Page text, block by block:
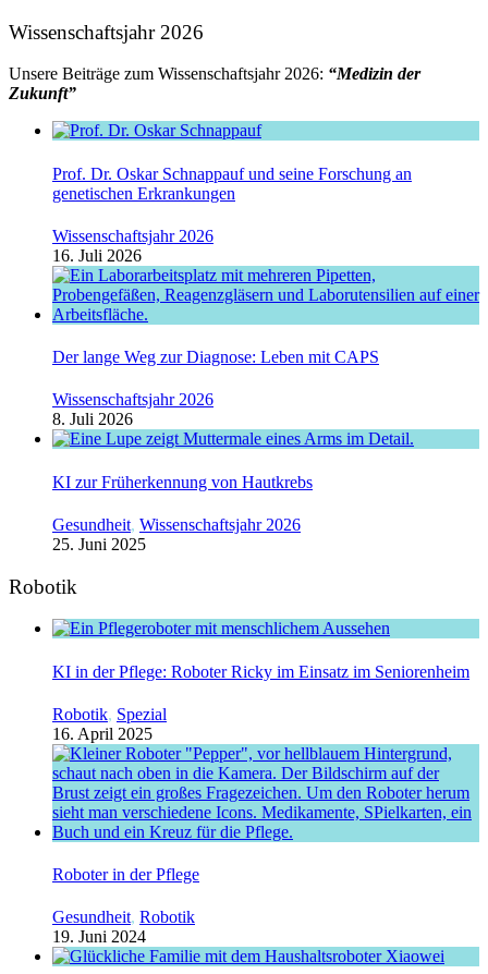
Wissenschaftsjahr 2026
Unsere Beiträge zum Wissenschaftsjahr 2026: “Medizin der
Zukunft”
Prof. Dr. Oskar Schnappauf und seine Forschung an
genetischen Erkrankungen
Wissenschaftsjahr 2026
16. Juli 2026
Der lange Weg zur Diagnose: Leben mit CAPS
Wissenschaftsjahr 2026
8. Juli 2026
KI zur Früherkennung von Hautkrebs
Gesundheit, Wissenschaftsjahr 2026
25. Juni 2025
Robotik
KI in der Pflege: Roboter Ricky im Einsatz im Seniorenheim
Robotik, Spezial
16. April 2025
Roboter in der Pflege
Gesundheit, Robotik
19. Juni 2024